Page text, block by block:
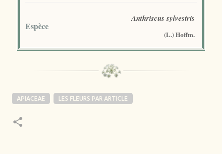
Espèce
Anthriscus sylvestris
(L.) Hoffm.
APIACEAE LES FLEURS PAR ARTICLE